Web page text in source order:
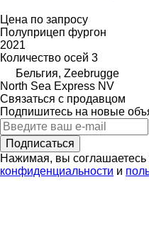
Цена по запросу
Полуприцеп фургон
2021
Количество осей 3
Бельгия, Zeebrugge
North Sea Express NV
Связаться с продавцом
Подпишитесь на новые
Подписаться
Нажимая, вы
конфиденциальности и